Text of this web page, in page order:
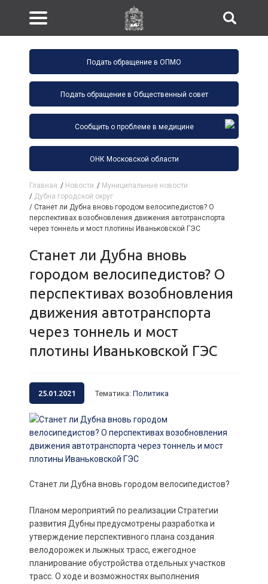
Подать обращение в ОПМО
Подать обращение в Общественный совет
Сообщить о проблеме в медицине
ОНК Московской области
Главная / Новости / Муниципальные новости
/ Дубна городской округ
/ Станет ли Дубна вновь городом велосипедистов? О
перспективах возобновления движения автотранспорта
через тоннель и мост плотины Иваньковской ГЭС
Станет ли Дубна вновь
городом велосипедистов? О
перспективах возобновления
движения автотранспорта
через тоннель и мост
плотины Иваньковской ГЭС
25.01.2021 Тематика: Политика
Станет ли Дубна вновь городом велосипедистов?
Планом мероприятий по реализации Стратегии
развития Дубны предусмотрены разработка и
утверждение перспективного плана создания
велодорожек и лыжных трасс, ежегодное
планирование обустройства отдельных участков
трасс. О ходе и возможностях выполнения